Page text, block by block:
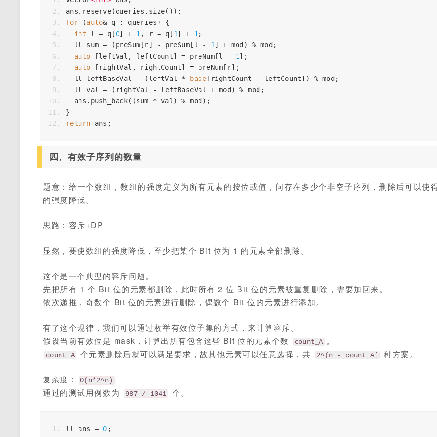
ans . reserve( queries . size());
for
(auto& q : queries )
{
int
l = q [ 0] + 1 , r = q [ 1 ] + 1 ;
ll
sum = ( preSum [ r] - preSum [ l - 1 ] + mod ) % mod ;
auto
[ leftVal , leftCount] = preNum [ l - 1 ];
auto
[ rightVal , rightCount] = preNum [ r];
ll
leftBaseVal = ( leftVal * base [ rightCount - leftCount]) % mod ;
ll
val = ( rightVal - leftBaseVal + mod ) % mod ;
ans . push_back((sum * val ) % mod );
}
return
ans ;
四、有效子序列的数量
题意：给一个数组，数组的强度定义为所有元素的按位或值，问存在多少个非空子序列，删除后可以使
的强度降低。
思路：容斥+DP
显然，要使数组的强度降低，至少把某个 Bit 位为 1 的元素全部删除。
这个是一个典型的容斥问题。
先把所有 1 个 Bit 位的元素都删除，此时所有 2 位 Bit 位的元素被重复删除，需要加回来。
依次递推，奇数个 Bit 位的元素进行删除，偶数个 Bit 位的元素进行添加。
有了这个规律，我们可以通过枚举有效位子集的方式，来计算容斥。
假设当前有效位是 mask，计算出所有包含这些 Bit 位的元素个数
count_A 。
count_A 个元素删除后就可以满足要求，故其他元素可以任意选择，共 2^(n - count_A) 种方案。
复杂度： O(n*2^n)
通过的测试用例数为 987 / 1041 个。
ll ans = 0 ;